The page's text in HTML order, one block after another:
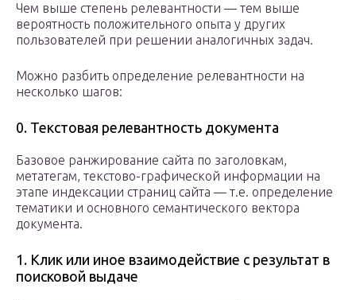
Чем выше степень релевантности — тем выше
вероятность положительного опыта у других
пользователей при решении аналогичных задач.
Можно разбить определение релевантности на
несколько шагов:
0. Текстовая релевантность документа
Базовое ранжирование сайта по заголовкам,
метатегам, текстово-графической информации на
этапе индексации страниц сайта — т.е. определение
тематики и основного семантического вектора
документа.
1. Клик или иное взаимодействие с результат в
поисковой выдаче